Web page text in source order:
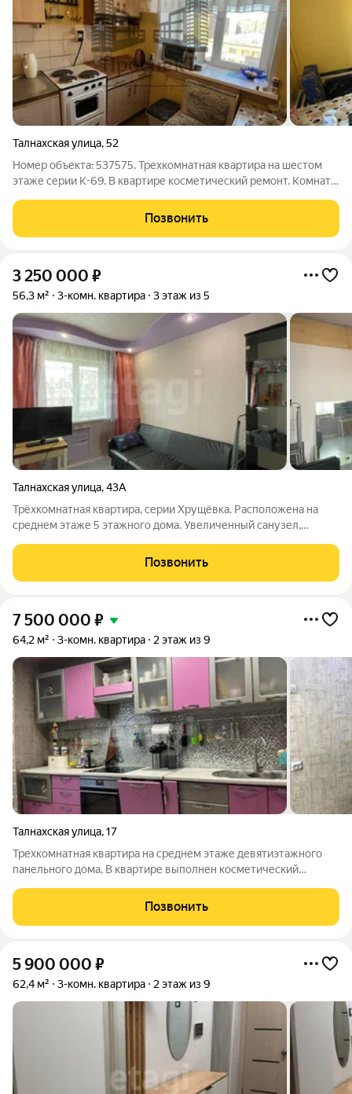
Талнахская улица,52
Номер объекта: 537575. Трехкомнатная квартира на шестом
этаже серии К-69. В квартире косметический ремонт. Комнаты
квартире окна ПВХ. При продаже остается вся мебель и
техника как на фото. В данном
Позвонить
3 250 000 ₽
56,3 м² 3-комн. квартира 3 этаж из 5
Талнахская улица,43А
Трёхкомнатная квартира, серии Хрущёвка. Расположена на
среднем этаже 5 этажного дома. Увеличенный санузел,
сантехника в рабочем состоянии. В кухне-гостиной полы
застелены линолеумом, в комнатах
Позвонить
7 500 000 ₽
64,2 м² 3-комн. квартира 2 этаж из 9
Талнахская улица,17
Трехкомнатная квартира на среднем этаже девятиэтажного
панельного дома. В квартире выполнен косметический
кваpтиры включaет в себя: заcтеклeнная лoджия (рaбочaя зoнa
и туaлeтный столик);
Позвонить
5 900 000 ₽
62,4 м² 3-комн. квартира 2 этаж из 9